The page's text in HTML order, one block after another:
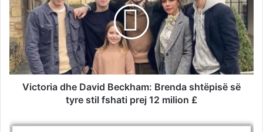
Victoria dhe David Beckham: Brenda shtëpisë së
tyre stil fshati prej 12 milion £